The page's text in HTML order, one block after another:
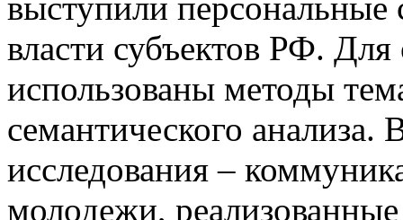
власти субъектов РФ.
использованы методы
семантического
исследования –
молодежи,